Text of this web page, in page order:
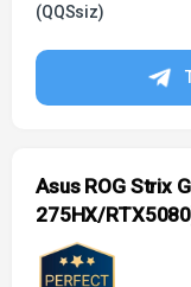
(QQSsiz)
Asus ROG Strix
275HX/